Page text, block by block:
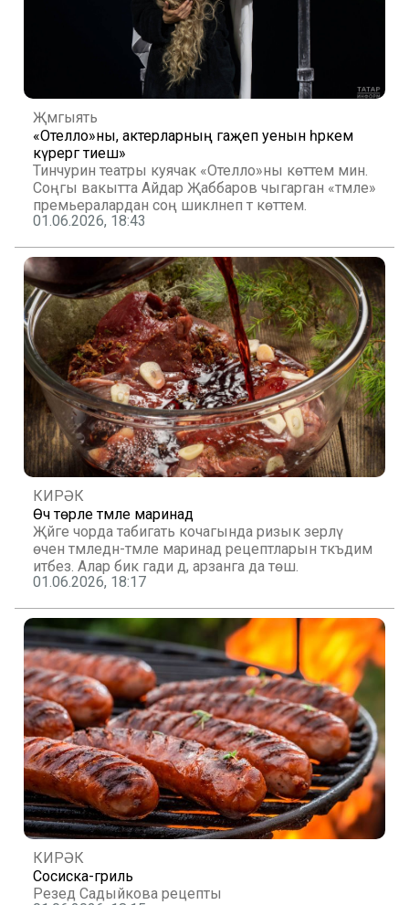
Җәмгыять
«Отелло»ны, актерларның гаҗәеп уенын һәркем
күрергә тиеш»
Тинчурин театры куячак «Отелло»ны көттем мин.
Соңгы вакытта Айдар Җаббаров чыгарган «тәмле»
премьералардан соң шикләнеп тә көттем.
01.06.2026, 18:43
КИРӘК
Өч төрле тәмле маринад
Җәйге чорда табигать кочагында ризык әзерләү
өчен тәмледән-тәмле маринад рецептларын тәкъдим
итәбез. Алар бик гади дә, арзанга да төшә.
01.06.2026, 18:17
КИРӘК
Сосиска-гриль
Резедә Садыйкова рецепты